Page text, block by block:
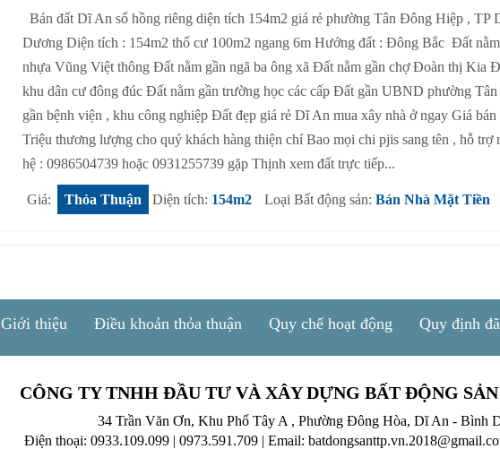
Bán đất Dĩ An sổ hồng riêng diện tích 154m2 giá rẻ phường Tân Đông Hiệp , TP
Dương Diện tích : 154m2 thổ cư 100m2 ngang 6m Hướng đất : Đông Bắc Đất
nhựa Vũng Việt thông Đất nằm gần ngã ba ông xã Đất nằm gần chợ Đoàn thị Kia
khu dân cư đông đúc Đất nằm gần trường học các cấp Đất gần UBND phường
gần bệnh viện , khu công nghiệp Đất đẹp giá rẻ Dĩ An mua xây nhà ở ngay Giá
Triệu thương lượng cho quý khách hàng thiện chí Bao mọi chi pjis sang tên , hỗ trợ
hệ : 0986504739 hoặc 0931255739 gặp Thịnh xem đất trực tiếp...
Giá: Thỏa Thuận Diện tích: 154m2 Loại Bất động sản: Bán Nhà Mặt Tiền
Giới thiệu Điều khoản thỏa thuận Quy chế hoạt động Quy định
CÔNG TY TNHH ĐẦU TƯ VÀ XÂY DỰNG BẤT ĐỘNG
34 Trần Văn Ơn, Khu Phố Tây A , Phường Đông Hòa, Dĩ An - Bình
Điện thoại: 0933.109.099 | 0973.591.709 | Email: